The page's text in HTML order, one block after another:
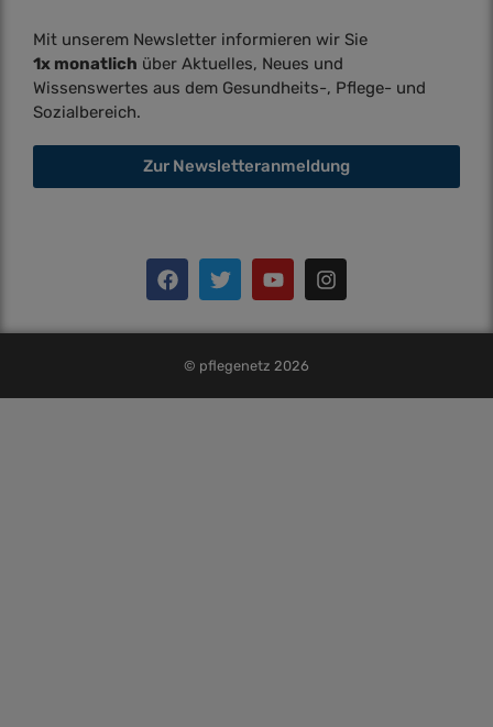
Mit unserem Newsletter informieren wir Sie
1x monatlich über Aktuelles, Neues und
Wissenswertes aus dem Gesundheits-, Pflege- und
Sozialbereich.
Zur Newsletteranmeldung
© pflegenetz 2026